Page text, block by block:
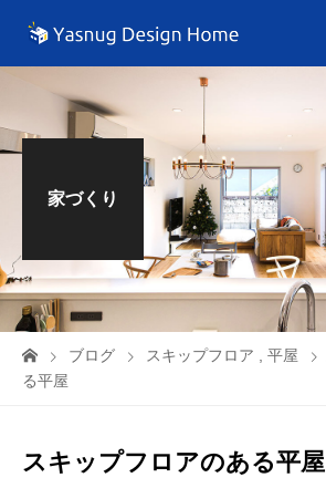
家づくり
ブログ スキップフロア 平屋
る平屋
スキップフロアのある平屋